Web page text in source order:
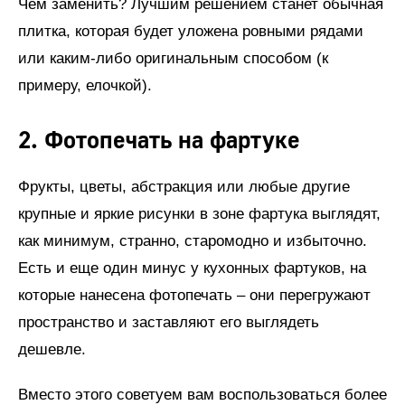
Чем заменить? Лучшим решением станет обычная
плитка, которая будет уложена ровными рядами
или каким-либо оригинальным способом (к
примеру, елочкой).
2. Фотопечать на фартуке
Фрукты, цветы, абстракция или любые другие
крупные и яркие рисунки в зоне фартука выглядят,
как минимум, странно, старомодно и избыточно.
Есть и еще один минус у кухонных фартуков, на
которые нанесена фотопечать – они перегружают
пространство и заставляют его выглядеть
дешевле.
Вместо этого советуем вам воспользоваться более